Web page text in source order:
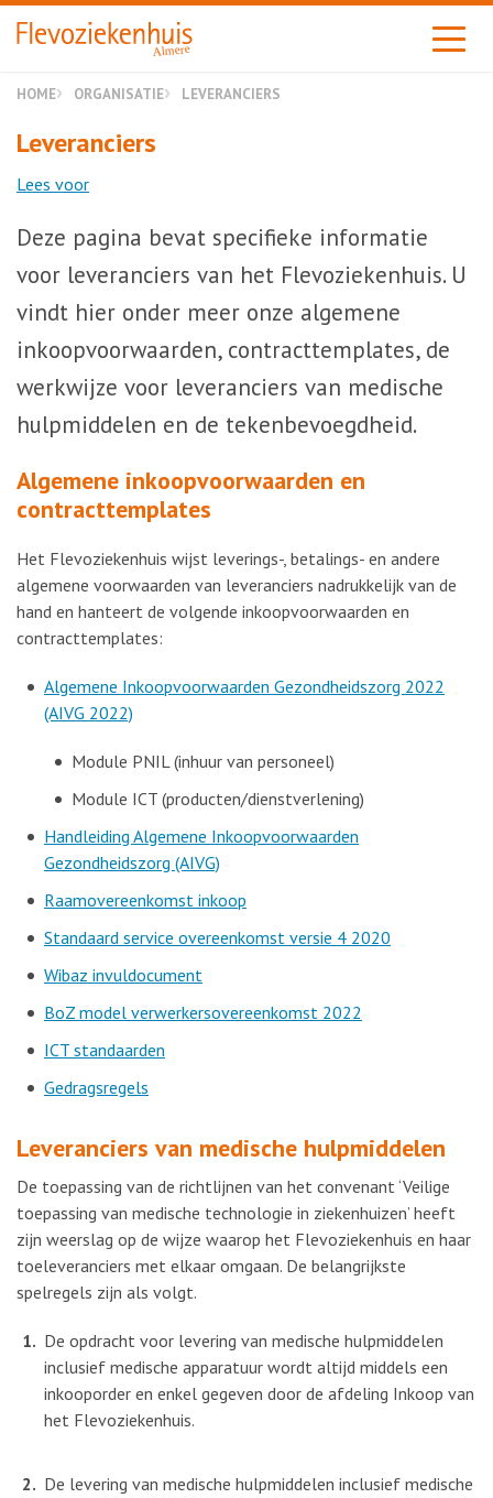
Almere
HOME ORGANISATIE LEVERANCIERS
Leveranciers
Lees voor
Deze pagina bevat specifieke informatie
voor leveranciers van het Flevoziekenhuis. U
vindt hier onder meer onze algemene
inkoopvoorwaarden, contracttemplates, de
werkwijze voor leveranciers van medische
hulpmiddelen en de tekenbevoegdheid.
Algemene inkoopvoorwaarden en
contracttemplates
Het Flevoziekenhuis wijst leverings-, betalings- en andere
algemene voorwaarden van leveranciers nadrukkelijk van de
hand en hanteert de volgende inkoopvoorwaarden en
contracttemplates:
Algemene Inkoopvoorwaarden Gezondheidszorg 2022
(AIVG 2022)
Module PNIL (inhuur van personeel)
Module ICT (producten/dienstverlening)
Handleiding Algemene Inkoopvoorwaarden
Gezondheidszorg (AIVG)
Raamovereenkomst inkoop
Standaard service overeenkomst versie 4 2020
Wibaz invuldocument
BoZ model verwerkersovereenkomst 2022
ICT standaarden
Gedragsregels
Leveranciers van medische hulpmiddelen
De toepassing van de richtlijnen van het convenant ‘Veilige
toepassing van medische technologie in ziekenhuizen’ heeft
zijn weerslag op de wijze waarop het Flevoziekenhuis en haar
toeleveranciers met elkaar omgaan. De belangrijkste
spelregels zijn als volgt.
De opdracht voor levering van medische hulpmiddelen
inclusief medische apparatuur wordt altijd middels een
inkooporder en enkel gegeven door de afdeling Inkoop van
het Flevoziekenhuis.
De levering van medische hulpmiddelen inclusief medische